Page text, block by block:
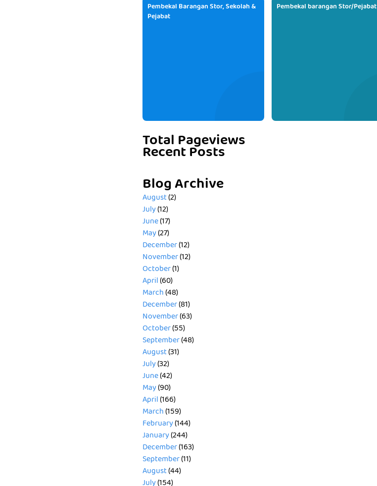
Pembekal Barangan Stor, Sekolah &
Pejabat
Pembekal barangan Stor/Pejabat
Total Pageviews
Recent Posts
Blog Archive
August(2)
July(12)
June(17)
May(27)
December(12)
November(12)
October(1)
April(60)
March(48)
December(81)
November(63)
October(55)
September(48)
August(31)
July(32)
June(42)
May(90)
April(166)
March(159)
February(144)
January(244)
December(163)
September(11)
August(44)